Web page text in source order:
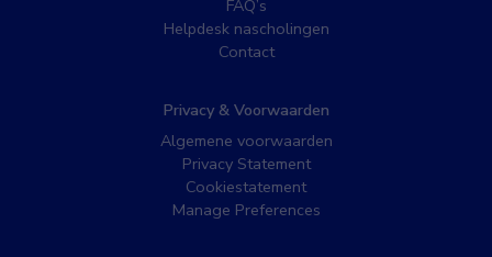
FAQ’s
Helpdesk nascholingen
Contact
Privacy & Voorwaarden
Algemene voorwaarden
Privacy Statement
Cookiestatement
Manage Preferences